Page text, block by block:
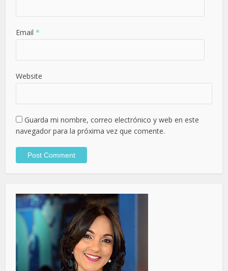
Email *
Website
Guarda mi nombre, correo electrónico y web en este
navegador para la próxima vez que comente.